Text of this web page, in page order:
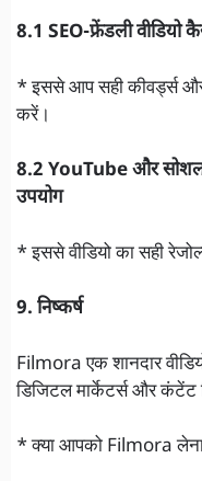
8.1 SEO-फ्रेंडली वीडियो
* इससे आप सही कीवर्ड्स
करें।
8.2 YouTube और सोशल
उपयोग
* इससे वीडियो का सही
9. निष्कर्ष
Filmora एक शानदार
डिजिटल मार्केटर्स और कंटेंट
* क्या आपको Filmora लेना